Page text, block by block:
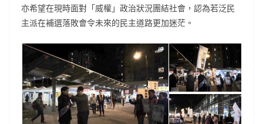
亦希望在現時面對「威權」政治狀況團結社會，認為若泛民
主派在補選落敗會令未來的民主道路更加迷茫。